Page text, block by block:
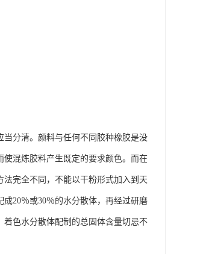
分清。颜料与任何不同胶种橡胶是没
混炼胶料产生既定的要求颜色。而在
完全不同，不能以干粉形式加入到天
20％或30％的水分散体，再经过研磨
色水分散体配制的总固体含量切忌不